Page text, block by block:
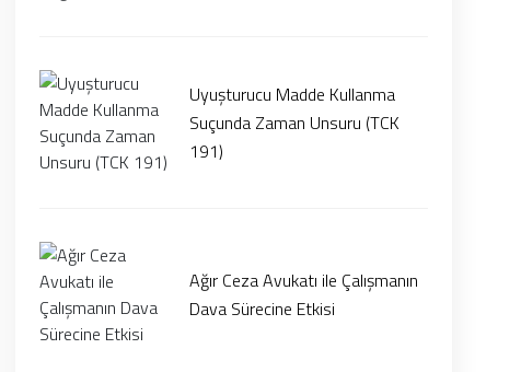
Uyuşturucu Madde Kullanma
Suçunda Zaman Unsuru (TCK
191)
Ağır Ceza Avukatı ile Çalışmanın
Dava Sürecine Etkisi